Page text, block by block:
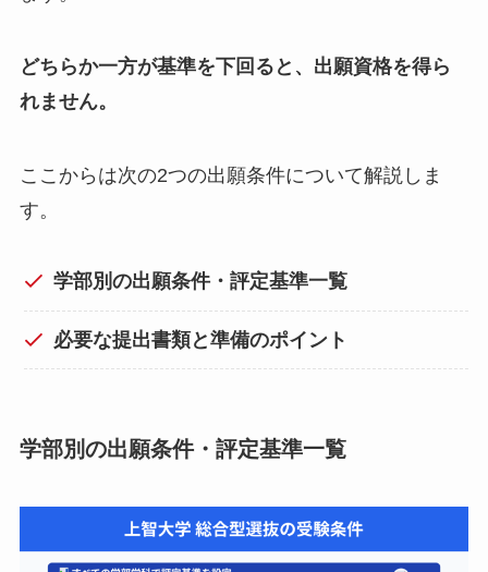
どちらか一方が基準を下回ると、出願資格を得ら
れません。
ここからは次の2つの出願条件について解説しま
す。
学部別の出願条件・評定基準一覧
必要な提出書類と準備のポイント
学部別の出願条件・評定基準一覧